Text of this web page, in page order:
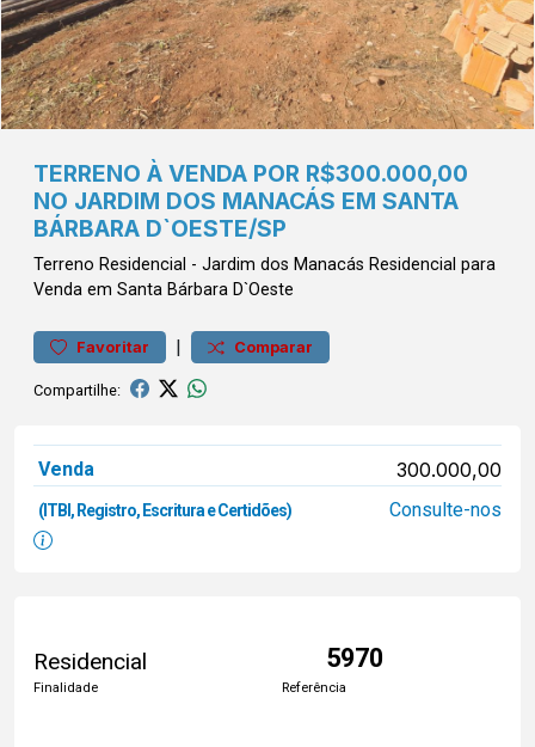
TERRENO À VENDA POR R$300.000,00
NO JARDIM DOS MANACÁS EM SANTA
BÁRBARA D`OESTE/SP
Terreno Residencial - Jardim dos Manacás Residencial para
Venda em Santa Bárbara D`Oeste
Favoritar | Comparar
Compartilhe:
Venda 300.000,00
(ITBI, Registro, Escritura e Certidões) Consulte-nos
Residencial
Finalidade
5970
Referência